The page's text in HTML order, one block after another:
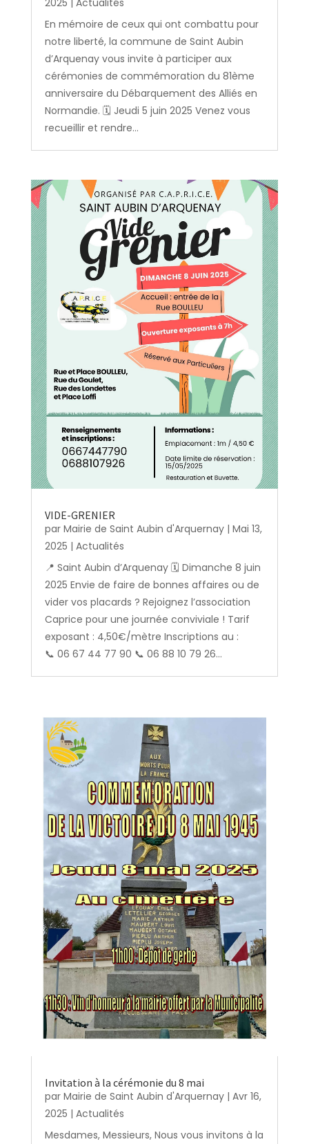
2025
Actualités
En mémoire de ceux qui ont combattu pour
notre liberté, la commune de Saint Aubin
d’Arquenay vous invite à participer aux
cérémonies de commémoration du 81ème
anniversaire du Débarquement des Alliés en
Normandie. 🗓️ Jeudi 5 juin 2025 Venez vous
recueillir et rendre...
VIDE-GRENIER
par Mairie de Saint Aubin d'Arquernay| Mai 13,
2025 | Actualités
📍 Saint Aubin d’Arquenay 🗓️ Dimanche 8 juin
2025 Envie de faire de bonnes affaires ou de
vider vos placards ? Rejoignez l’association
Caprice pour une journée conviviale ! Tarif
exposant : 4,50€/mètre Inscriptions au :
📞 06 67 44 77 90 📞 06 88 10 79 26...
Invitation à la cérémonie du 8 mai
par Mairie de Saint Aubin d'Arquernay| Avr 16,
2025 | Actualités
Mesdames, Messieurs, Nous vous invitons à la